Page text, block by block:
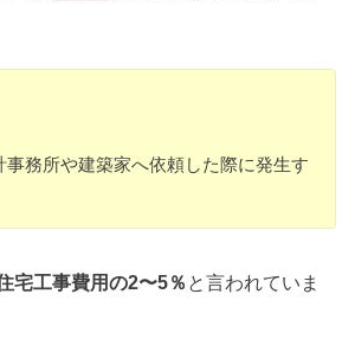
事務所や建築家へ依頼した際に発生す
宅工事費用の2〜5％ と言われていま